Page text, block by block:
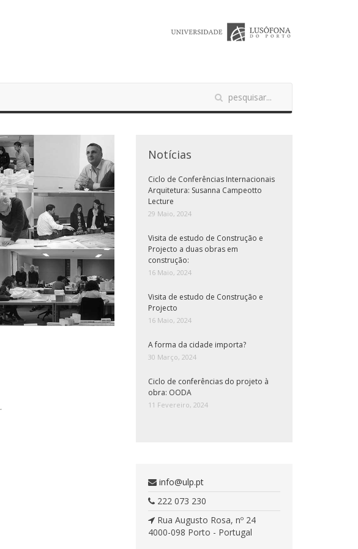
.
Notícias
Ciclo de Conferências Internacionais
Arquitetura: Susanna Campeotto
Lecture
29 Maio, 2024
Visita de estudo de Construção e
Projecto a duas obras em
construção:
16 Maio, 2024
Visita de estudo de Construção e
Projecto
16 Maio, 2024
A forma da cidade importa?
30 Março, 2024
Ciclo de conferências do projeto à
obra: OODA
11 Fevereiro, 2024
info@ulp.pt
222 073 230
Rua Augusto Rosa, nº 24
4000-098 Porto - Portugal